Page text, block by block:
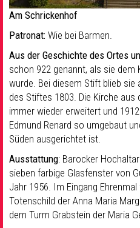
Seelsorge & Kontakt
Am Schrickenhof
Patronat: Wie bei Barmen.
Aus der Geschichte des Ortes
schon 922 genannt, als sie dem
wurde. Bei diesem Stift blieb sie
des Stiftes 1803. Die Kirche
immer wieder erweitert und
Edmund Renard so umgebaut
Süden ausgerichtet ist.
Ausstattung: Barocker
sieben farbige Glasfenster von
Jahr 1956. Im Eingang
Totenschild der Anna Maria
dem Turm Grabstein der Maria